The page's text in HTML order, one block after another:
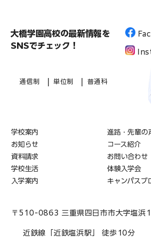
大橋学園高校の最新情報を
SNSでチェック！
通信制 単位制 普通科
〒510-0863 三重県四日市市大字塩浜
近鉄線「近鉄塩浜駅」 徒歩10分
学校案内
進路・先輩の
お知らせ
コース紹介
資料請求
お問い合わせ
学校生活
体験入学会
入学案内
キャンパスブ